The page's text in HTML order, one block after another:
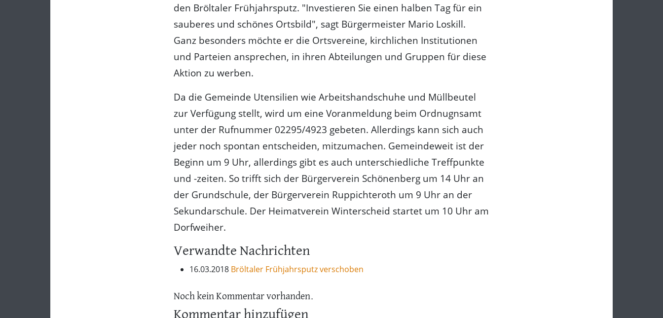
den Bröltaler Frühjahrsputz. "Investieren Sie einen halben Tag für ein
sauberes und schönes Ortsbild", sagt Bürgermeister Mario Loskill.
Ganz besonders möchte er die Ortsvereine, kirchlichen Institutionen
und Parteien ansprechen, in ihren Abteilungen und Gruppen für diese
Aktion zu werben.
Da die Gemeinde Utensilien wie Arbeitshandschuhe und Müllbeutel
zur Verfügung stellt, wird um eine Voranmeldung beim Ordnugnsamt
unter der Rufnummer 02295/4923 gebeten. Allerdings kann sich auch
jeder noch spontan entscheiden, mitzumachen. Gemeindeweit ist der
Beginn um 9 Uhr, allerdings gibt es auch unterschiedliche Treffpunkte
und -zeiten. So trifft sich der Bürgerverein Schönenberg um 14 Uhr an
der Grundschule, der Bürgerverein Ruppichteroth um 9 Uhr an der
Sekundarschule. Der Heimatverein Winterscheid startet um 10 Uhr am
Dorfweiher.
Verwandte Nachrichten
16.03.2018 Bröltaler Frühjahrsputz verschoben
Noch kein Kommentar vorhanden.
Kommentar hinzufügen